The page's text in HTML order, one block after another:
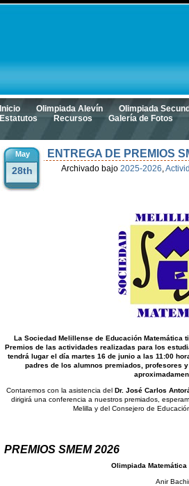
Inicio Olimpiada Alevín Olimpiada
Estatutos
Recursos Galería de Fotos
May
28th
ENTREGA DE PREMIOS
Archivado bajo 2025-2026,
La Sociedad Melillense de Educación Matemática
Premios de las actividades realizadas para los
tendrá lugar el día martes 16 de junio a las 11:00
padres de los alumnos premiados, profesores
Contaremos con la asistencia del Dr. José Carlos
dirigirá una conferencia a nuestros premiados,
Melilla y del Consejero de
PREMIOS SMEM 2026
Olimpiada Matemática
Anir